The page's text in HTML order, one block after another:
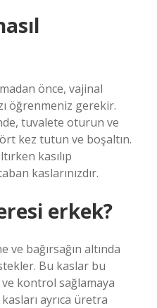
önce, vajinal
öğrenmeniz gerekir.
tuvalete oturun ve
kez tutun ve boşaltın.
kasılıp
kaslarınızdır.
erkek?
ve bağırsağın altında
Bu kaslar bu
kontrol sağlamaya
ayrıca üretra